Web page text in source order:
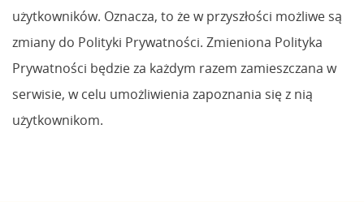
użytkowników. Oznacza, to że w przyszłości możliwe są
zmiany do Polityki Prywatności. Zmieniona Polityka
Prywatności będzie za każdym razem zamieszczana w
serwisie, w celu umożliwienia zapoznania się z nią
użytkownikom.